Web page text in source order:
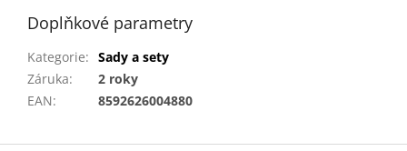
Doplňkové parametry
Kategorie: Sady a sety
Záruka:
2 roky
EAN: 8592626004880